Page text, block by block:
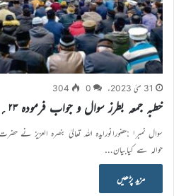
31 مئی 2023ء 0
304
خطبہ جمعہ بطرز سوال و جواب فرمودہ ۲۳؍ ستمبر ۲۰۲۲ء
سوال نمبر۱ :حضورانورایدہ اللہ تعالیٰ بنصرہ
حوالہ سے کیابیان…
مزید پڑھیں